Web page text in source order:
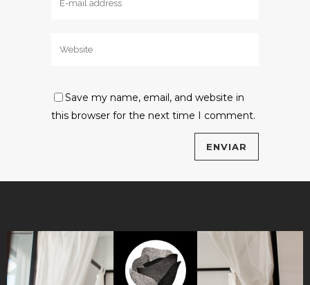
Save my name, email, and website in
this browser for the next time I comment.